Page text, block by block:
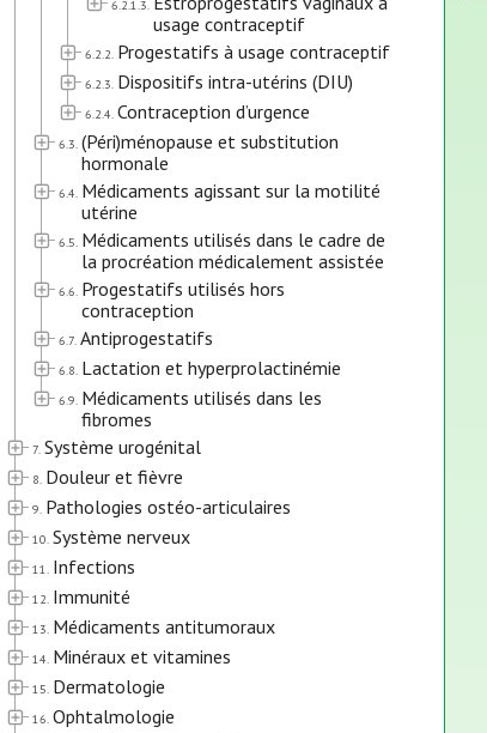
6.2.1.3.
usage contraceptif
6.2.2. Progestatifs à usage contraceptif
6.2.3. Dispositifs intra-utérins (DIU)
6.2.4. Contraception d’urgence
6.3. (Péri)ménopause et substitution
hormonale
6.4. Médicaments agissant sur la motilité
utérine
6.5. Médicaments utilisés dans le cadre de
la procréation médicalement assistée
6.6. Progestatifs utilisés hors
contraception
6.7. Antiprogestatifs
6.8. Lactation et hyperprolactinémie
6.9. Médicaments utilisés dans les
fibromes
7. Système urogénital
8. Douleur et fièvre
9. Pathologies ostéo-articulaires
10. Système nerveux
11. Infections
12. Immunité
13. Médicaments antitumoraux
14. Minéraux et vitamines
15. Dermatologie
16. Ophtalmologie